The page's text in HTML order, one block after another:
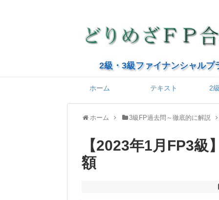
2級・3級ファイナンシャルプ
ホーム テキスト 2
ホーム 3級FP過去問～徹底的に解説
【2023年1月FP3
額